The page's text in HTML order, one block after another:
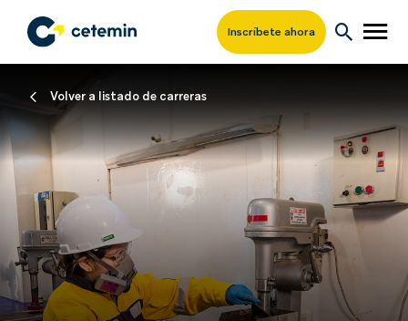
Inscríbete ahora
Volver a listado de carreras